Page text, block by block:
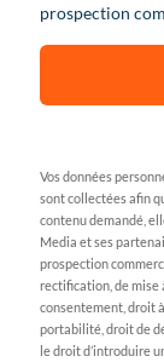
prospection
Vos données
sont collectées afin
contenu demandé,
Media et ses
prospection
rectification, de mise
consentement, droit
portabilité, droit de
le droit d’introduire